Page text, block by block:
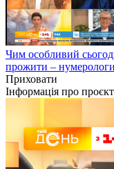
Чим особливий
прожити –
Приховати
Інформація про проєкт